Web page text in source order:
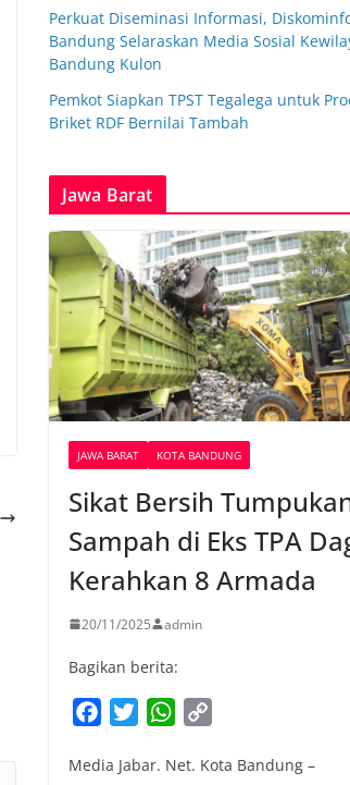
Perkuat Diseminasi Informasi,
Bandung Selaraskan Media Sosial
Bandung Kulon
Pemkot Siapkan TPST Tegalega untuk
Briket RDF Bernilai Tambah
Jawa Barat
JAWA BARAT KOTA BANDUNG
Sikat Bersih
Sampah di Eks TPA
Kerahkan 8 Armada
20/11/2025 admin
Bagikan berita:
c
i
W
a
p
Media Jabar. Net. Kota Bandung –